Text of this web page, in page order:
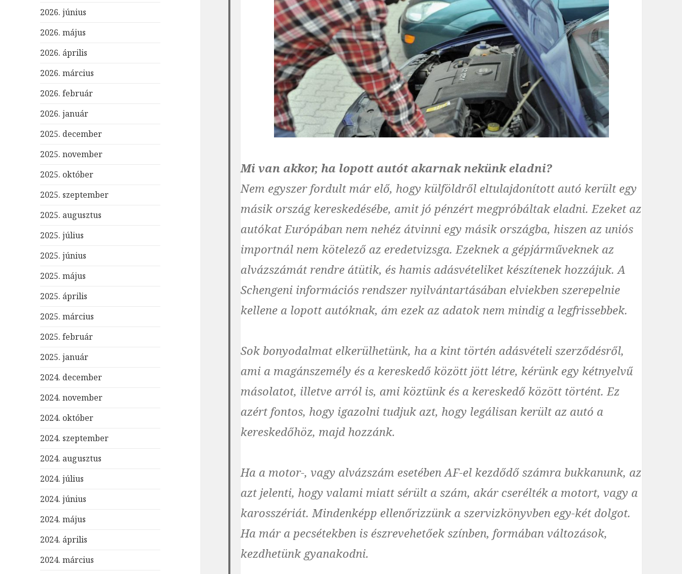
2026. június
2026. május
2026. április
2026. március
2026. február
2026. január
2025. december
2025. november
2025. október
2025. szeptember
2025. augusztus
2025. július
2025. június
2025. május
2025. április
2025. március
2025. február
2025. január
2024. december
2024. november
2024. október
2024. szeptember
2024. augusztus
2024. július
2024. június
2024. május
2024. április
2024. március
Mi van akkor, ha lopott autót akarnak nekünk eladni?
Nem egyszer fordult már elő, hogy külföldről eltulajdonított autó került egy
másik ország kereskedésébe, amit jó pénzért megpróbáltak eladni. Ezeket az
autókat Európában nem nehéz átvinni egy másik országba, hiszen az uniós
importnál nem kötelező az eredetvizsga. Ezeknek a gépjárműveknek az
alvázszámát rendre átütik, és hamis adásvételiket készítenek hozzájuk. A
Schengeni információs rendszer nyilvántartásában elviekben szerepelnie
kellene a lopott autóknak, ám ezek az adatok nem mindig a legfrissebbek.
Sok bonyodalmat elkerülhetünk, ha a kint történ adásvételi szerződésről,
ami a magánszemély és a kereskedő között jött létre, kérünk egy kétnyelvű
másolatot, illetve arról is, ami köztünk és a kereskedő között történt. Ez
azért fontos, hogy igazolni tudjuk azt, hogy legálisan került az autó a
kereskedőhöz, majd hozzánk.
Ha a motor-, vagy alvázszám esetében AF-el kezdődő számra bukkanunk, az
azt jelenti, hogy valami miatt sérült a szám, akár cserélték a motort, vagy a
karosszériát. Mindenképp ellenőrizzünk a szervizkönyvben egy-két dolgot.
Ha már a pecsétekben is észrevehetőek színben, formában változások,
kezdhetünk gyanakodni.